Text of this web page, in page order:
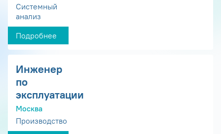
Системный
анализ
Подробнее
Инженер
по
эксплуатации
Москва
Производство